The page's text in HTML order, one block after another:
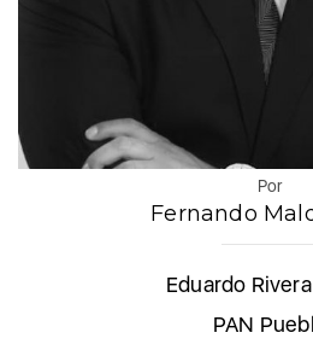
Por
Fernando
Eduardo
PAN